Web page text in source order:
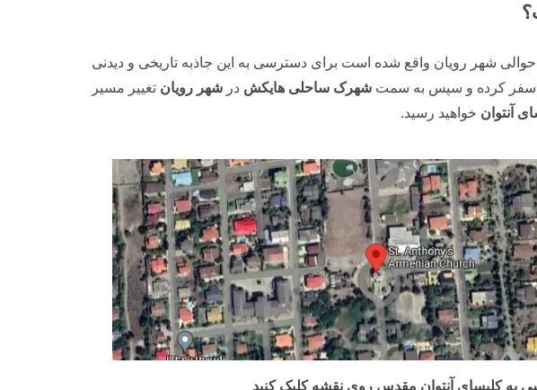
حوالی شهر رویان واقع شده است برای دسترسی به این جاذبه تاریخی و دیدنی
سفر کرده و سپس به سمت شهرک ساحلی هایکش در شهر رویان تغییر مسیر
آنتوان خواهید رسید.
به کلیسای آنتوان مقدس روی نقشه کلیک کنید